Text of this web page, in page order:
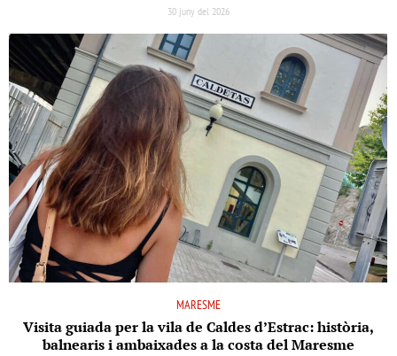
30 juny del 2026
MARESME
Visita guiada per la vila de Caldes d’Estrac: història,
balnearis i ambaixades a la costa del Maresme